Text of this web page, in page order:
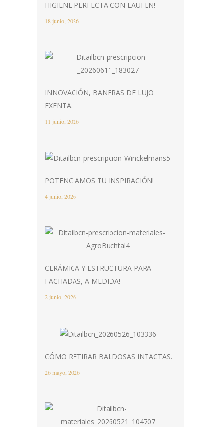
HIGIENE PERFECTA CON LAUFEN!
18 junio, 2026
INNOVACIÓN, BAÑERAS DE LUJO
EXENTA.
11 junio, 2026
POTENCIAMOS TU INSPIRACIÓN!
4 junio, 2026
CERÁMICA Y ESTRUCTURA PARA
FACHADAS, A MEDIDA!
2 junio, 2026
CÓMO RETIRAR BALDOSAS INTACTAS.
26 mayo, 2026